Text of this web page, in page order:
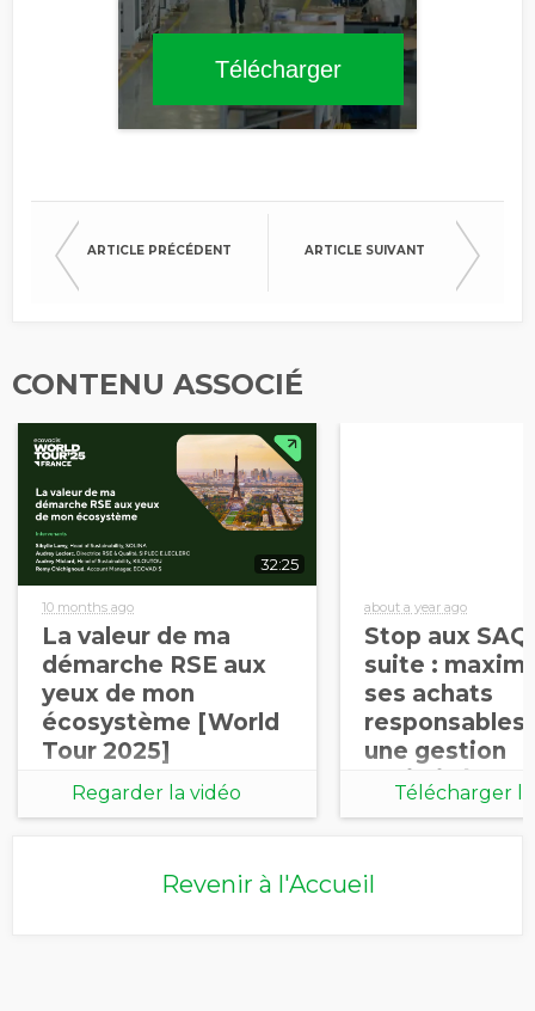
Télécharger
ARTICLE PRÉCÉDENT ARTICLE SUIVANT
CONTENU ASSOCIÉ
32:25
10 months ago
La valeur de ma
démarche RSE aux
yeux de mon
écosystème [World
Tour 2025]
Regarder la vidéo
about a year ago
Stop aux
suite :
ses achats
responsables
une gestion
optimisée
risques
Télécharger le
Revenir à l'Accueil